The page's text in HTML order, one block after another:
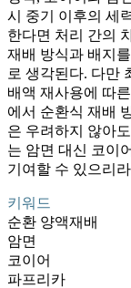
시 중기 이후의 세
한다면 처리 간의
재배 방식과 배지
로 생각된다. 다만
배액 재사용에 따
에서 순환식 재배
은 우려하지 않아
는 암면 대신 코이
기여할 수 있으리
키워드
순환 양액재배
암면
코이어
파프리카